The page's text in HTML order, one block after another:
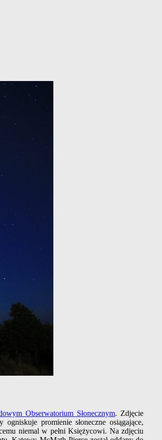
Obserwatorium Słonecznym. Zdjęcie
ogniskuje promienie słoneczne osiągające,
niemal w pełni Księżycowi. Na zdjęciu